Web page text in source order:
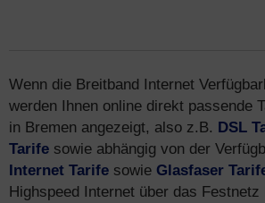
Wenn die Breitband Internet
werden Ihnen online direkt passende
in Bremen angezeigt, also z.B. DSL
Tarife sowie abhängig von der
Internet Tarife sowie Glasfaser
Highspeed Internet über das Festnetz